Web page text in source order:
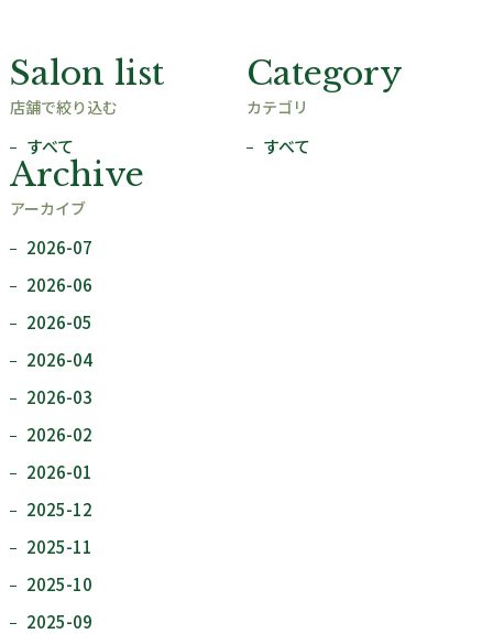
Salon list
店舗で絞り込む
すべて
Category
カテゴリ
すべて
Archive
アーカイブ
2026-07
2026-06
2026-05
2026-04
2026-03
2026-02
2026-01
2025-12
2025-11
2025-10
2025-09